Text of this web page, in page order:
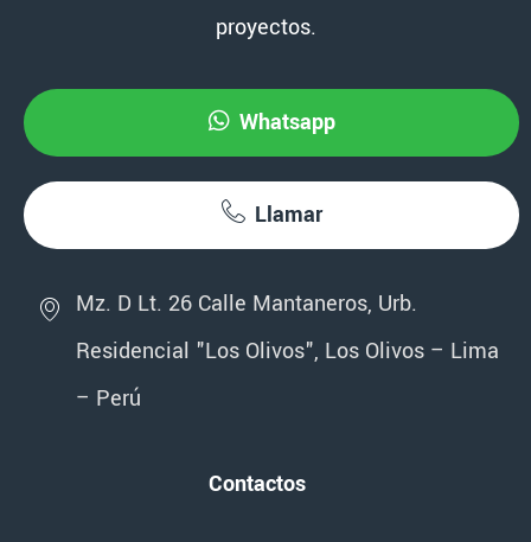
proyectos.
Whatsapp
Llamar
Mz. D Lt. 26 Calle Mantaneros, Urb.
Residencial "Los Olivos", Los Olivos – Lima
– Perú
Contactos